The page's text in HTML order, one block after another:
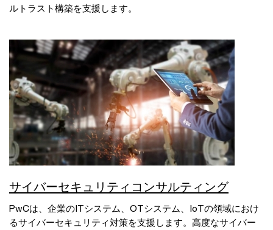
ルトラスト構築を支援します。
サイバーセキュリティコンサルティング
PwCは、企業のITシステム、OTシステム、IoTの領域におけ
るサイバーセキュリティ対策を支援します。高度なサイバー